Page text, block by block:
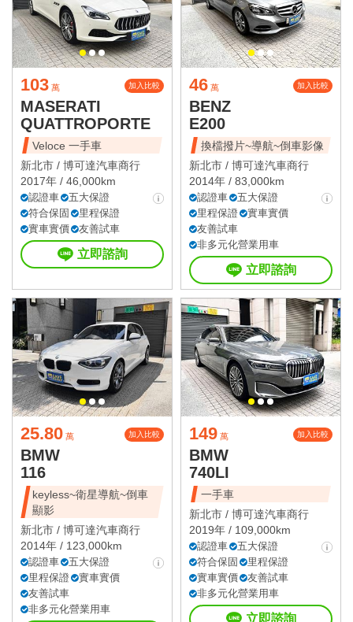
103 萬 加入比較
MASERATI
QUATTROPORTE
Veloce 一手車
新北市 / 博可達汽車商行
2017年 / 46,000km
認證車
五大保證
符合保固
里程保證
實車實價
友善試車
立即諮詢
46 萬 加入比較
BENZ
E200
換檔撥片~導航~倒車影像
新北市 / 博可達汽車商行
2014年 / 83,000km
認證車
五大保證
里程保證
實車實價
友善試車
非多元化營業用車
立即諮詢
25.80 萬 加入比較
BMW
116
keyless~衛星導航~倒車
顯影
新北市 / 博可達汽車商行
2014年 / 123,000km
認證車
五大保證
里程保證
實車實價
友善試車
非多元化營業用車
149 萬 加入比較
BMW
740LI
一手車
新北市 / 博可達汽車商行
2019年 / 109,000km
認證車
五大保證
符合保固
里程保證
實車實價
友善試車
非多元化營業用車
立即諮詢